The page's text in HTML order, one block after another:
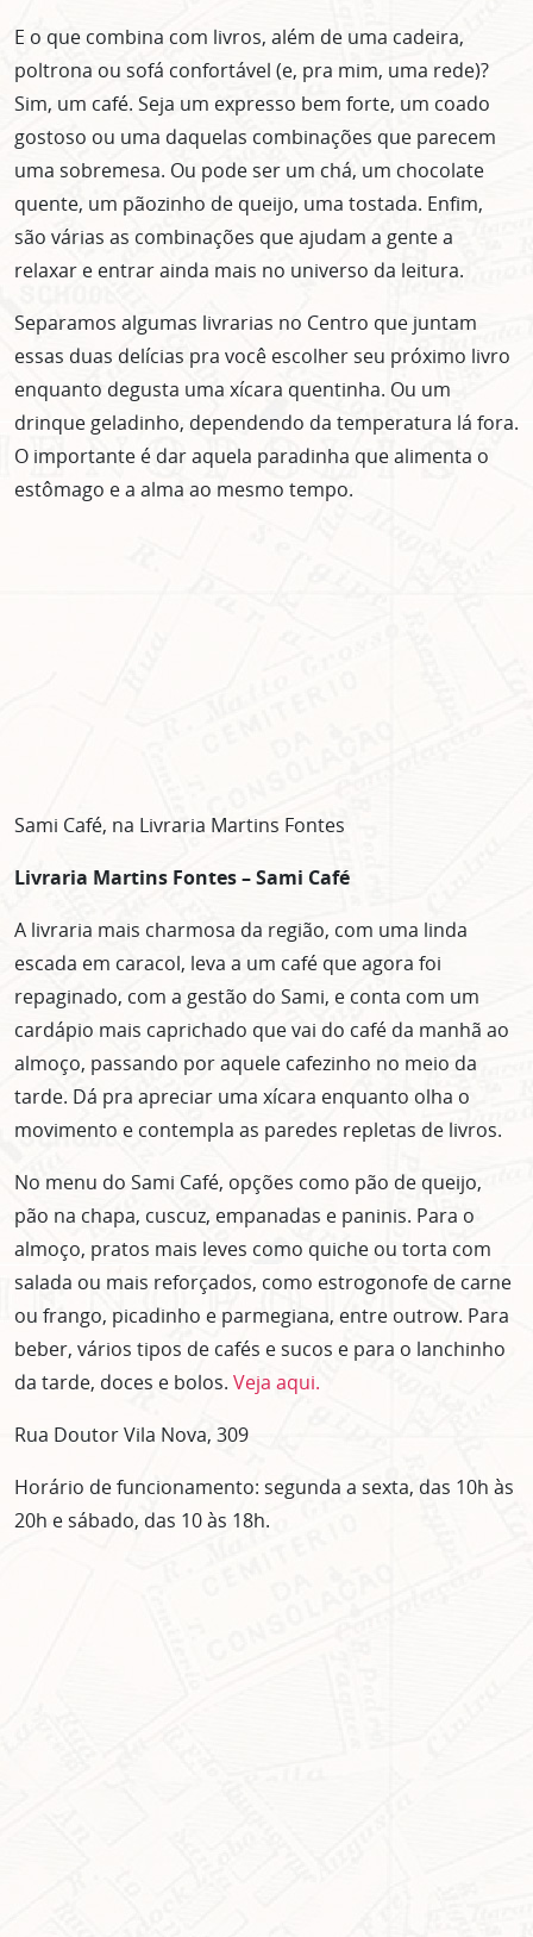
E o que combina com livros, além de uma cadeira,
poltrona ou sofá confortável (e, pra mim, uma rede)?
Sim, um café. Seja um expresso bem forte, um coado
gostoso ou uma daquelas combinações que parecem
uma sobremesa. Ou pode ser um chá, um chocolate
quente, um pãozinho de queijo, uma tostada. Enfim,
são várias as combinações que ajudam a gente a
relaxar e entrar ainda mais no universo da leitura.
Separamos algumas livrarias no Centro que juntam
essas duas delícias pra você escolher seu próximo livro
enquanto degusta uma xícara quentinha. Ou um
drinque geladinho, dependendo da temperatura lá fora.
O importante é dar aquela paradinha que alimenta o
estômago e a alma ao mesmo tempo.
Sami Café, na Livraria Martins Fontes
Livraria Martins Fontes – Sami Café
A livraria mais charmosa da região, com uma linda
escada em caracol, leva a um café que agora foi
repaginado, com a gestão do Sami, e conta com um
cardápio mais caprichado que vai do café da manhã ao
almoço, passando por aquele cafezinho no meio da
tarde. Dá pra apreciar uma xícara enquanto olha o
movimento e contempla as paredes repletas de livros.
No menu do Sami Café, opções como pão de queijo,
pão na chapa, cuscuz, empanadas e paninis. Para o
almoço, pratos mais leves como quiche ou torta com
salada ou mais reforçados, como estrogonofe de carne
ou frango, picadinho e parmegiana, entre outrow. Para
beber, vários tipos de cafés e sucos e para o lanchinho
da tarde, doces e bolos. Veja aqui.
Rua Doutor Vila Nova, 309
Horário de funcionamento: segunda a sexta, das 10h às
20h e sábado, das 10 às 18h.